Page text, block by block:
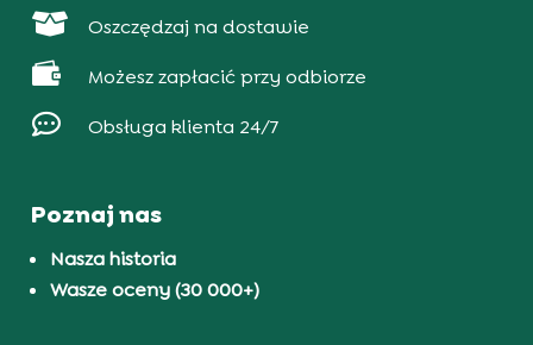
 Oszczędzaj na dostawie
 Możesz zapłacić przy odbiorze
 Obsługa klienta 24/7
Poznaj nas
Nasza historia
Wasze oceny (30 000+)